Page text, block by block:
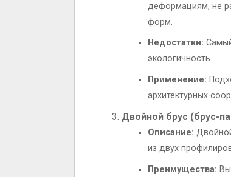
деформациям, не
форм.
Недостатки:
экологичность.
Применение:
архитектурных
Двойной брус (брус-
Описание:
из двух
Преимущества: